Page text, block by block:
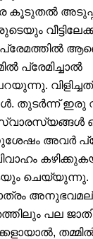
കൂടുതൽ
പ്രേമിച്ചാൽ
തുടർന്ന് ഇരു
അവർ
ചെയ്യുന്നു.
പല
തമ്മിൽ